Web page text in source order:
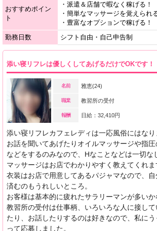
おすすめポイン
ト
・派遣＆店舗で暇なく稼げる！
・簡単なマッサージを覚えられ
・豊富なオプションで稼げる！
勤務日数
シフト自由・自己申告制
添い寝リフレは優しくしてあげるだけでOKです！
名前 雅恵(24)
職業 教習所の受付
報酬 日給：32,410円
添い寝リフレカフェレディは一応風俗にはな
お話を聞いてあげたりオイルマッサージや指
などをするのみなので、Hなことなどは一切な
マッサージはお店でわかりやすく教えてくれま
衣装はお店で用意してあるパジャマなので、
済むのもうれしいところ。
お客様は基本的に疲れたサラリーマンが多いか
教習所の受付は仕事柄、いろいろな人に接し
たり、お話したりするのは好きなので、私に
って応募しました。